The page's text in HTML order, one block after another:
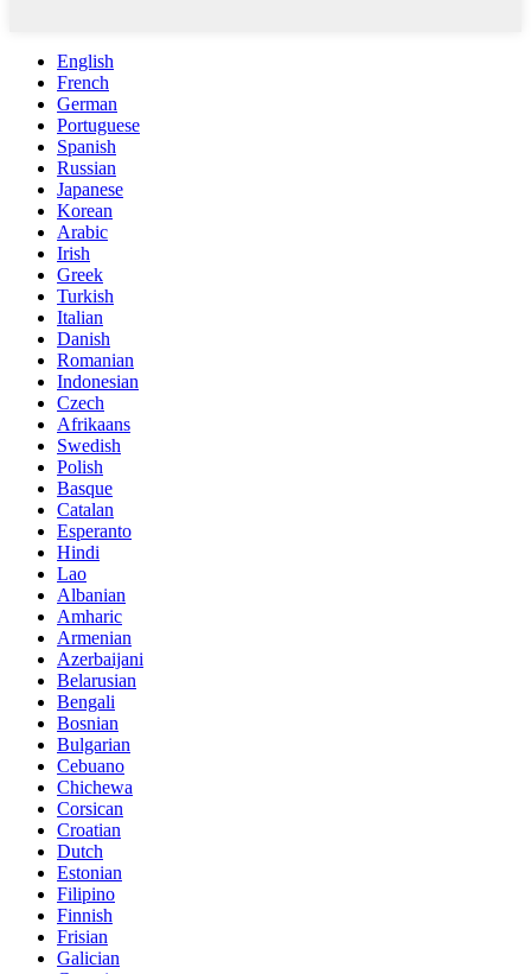
English
French
German
Portuguese
Spanish
Russian
Japanese
Korean
Arabic
Irish
Greek
Turkish
Italian
Danish
Romanian
Indonesian
Czech
Afrikaans
Swedish
Polish
Basque
Catalan
Esperanto
Hindi
Lao
Albanian
Amharic
Armenian
Azerbaijani
Belarusian
Bengali
Bosnian
Bulgarian
Cebuano
Chichewa
Corsican
Croatian
Dutch
Estonian
Filipino
Finnish
Frisian
Galician